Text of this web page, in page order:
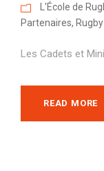
L'École de
Partenaires, Rugby
Les Cadets et
READ MORE